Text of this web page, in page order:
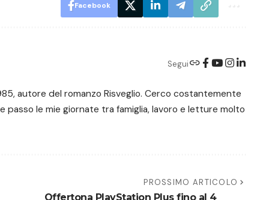
Facebook
Segui
autore del romanzo Risveglio. Cerco costantemente
passo le mie giornate tra famiglia, lavoro e letture molto
PROSSIMO ARTICOLO
Offertona PlayStation Plus fino al 4